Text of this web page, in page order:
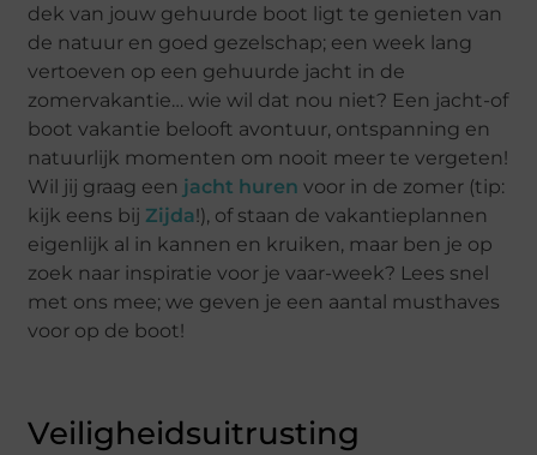
dek van jouw gehuurde boot ligt te genieten van
de natuur en goed gezelschap; een week lang
vertoeven op een gehuurde jacht in de
zomervakantie… wie wil dat nou niet? Een jacht-of
boot vakantie belooft avontuur, ontspanning en
natuurlijk momenten om nooit meer te vergeten!
Wil jij graag een jacht huren voor in de zomer (tip:
kijk eens bij Zijda!), of staan de vakantieplannen
eigenlijk al in kannen en kruiken, maar ben je op
zoek naar inspiratie voor je vaar-week? Lees snel
met ons mee; we geven je een aantal musthaves
voor op de boot!
Veiligheidsuitrusting